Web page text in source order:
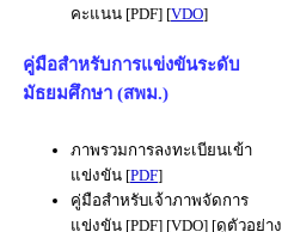
คะแนน [PDF] [VDO]
คู่มือสำหรับการแข่งขันระดับ
มัธยมศึกษา (สพม.)
ภาพรวมการลงทะเบียนเข้า
แข่งขัน [PDF]
คู่มือสำหรับเจ้าภาพจัดการ
แข่งขัน [PDF] [VDO] [ดูตัวอย่าง